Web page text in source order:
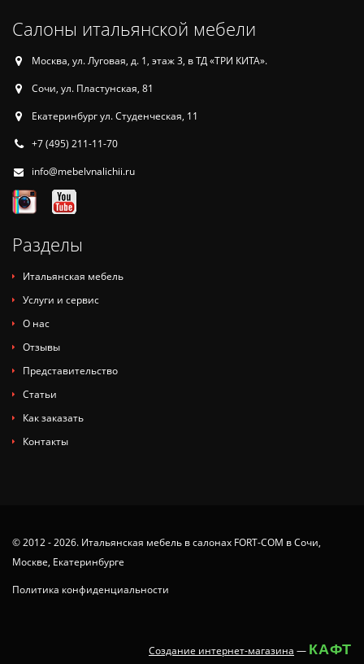
Салоны итальянской мебели
Москва, ул. Луговая, д. 1, этаж 3, в ТД «ТРИ КИТА».
Сочи, ул. Пластунская, 81
Екатеринбург ул. Студенческая, 11
+7 (495) 211-11-70
info@mebelvnalichii.ru
Разделы
Итальянская мебель
Услуги и сервис
О нас
Отзывы
Представительство
Статьи
Как заказать
Контакты
© 2012 - 2026. Итальянская мебель в салонах FORT-COM в Сочи,
Москве, Екатеринбурге
Политика конфиденциальности
Создание интернет-магазина — КАФТ